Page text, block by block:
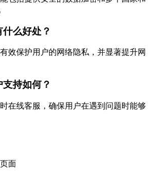
什么好处？
效保护用户的网络隐私，并显著提升网
支持如何？
在线客服，确保用户在遇到问题时能够
面